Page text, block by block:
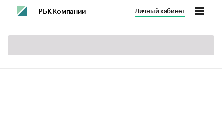
РБК Компании Личный кабинет